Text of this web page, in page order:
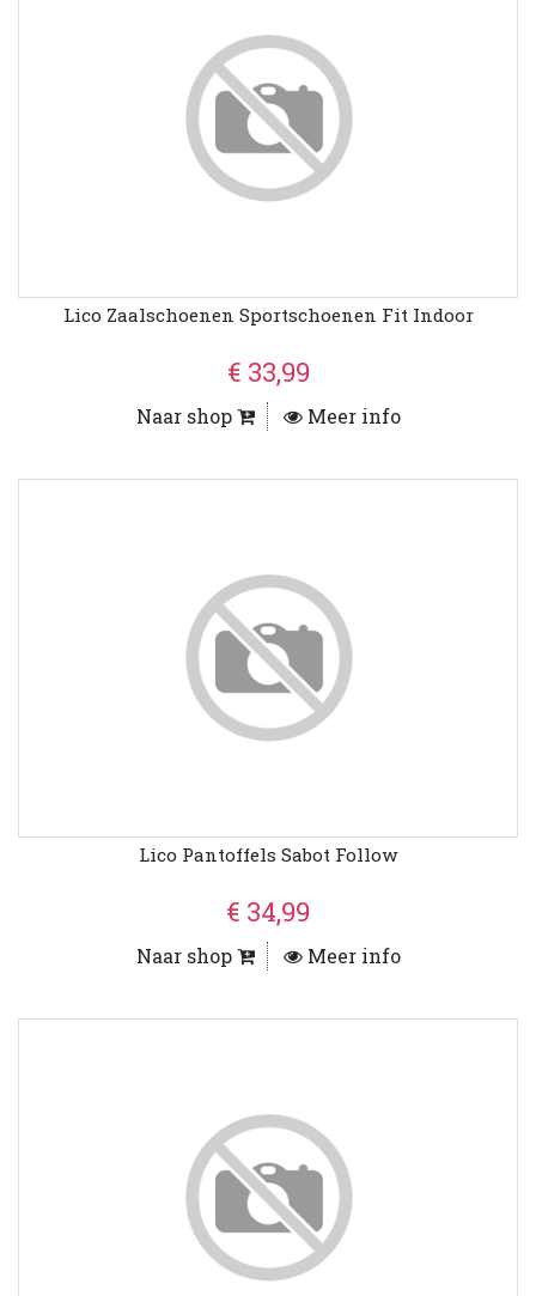
Lico Zaalschoenen Sportschoenen Fit Indoor
€ 33,99
Naar shop Meer info
Lico Pantoffels Sabot Follow
€ 34,99
Naar shop Meer info